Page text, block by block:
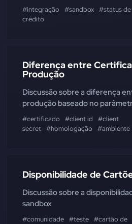
#integração #sandbox #status
crédito
Diferença entre
Produção
Discussão sobre a diferença
produção baseado no
#certificado #client id
#client
secret #homologação #ambiente
Disponibilidade de
Discussão sobre a
sandbox
#comunidade #teste #cartão de